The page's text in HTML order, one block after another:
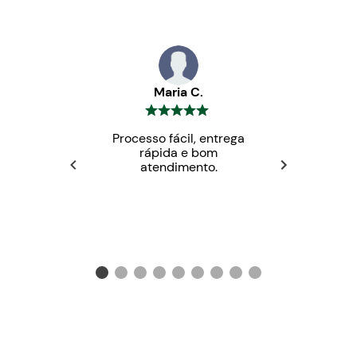
Maria C.
Processo fácil, entrega
rápida e bom
atendimento.